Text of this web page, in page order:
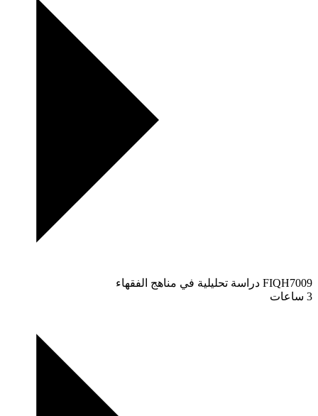
FIQH7009 دراسة تحليلية في مناهج الفقهاء
3 ساعات